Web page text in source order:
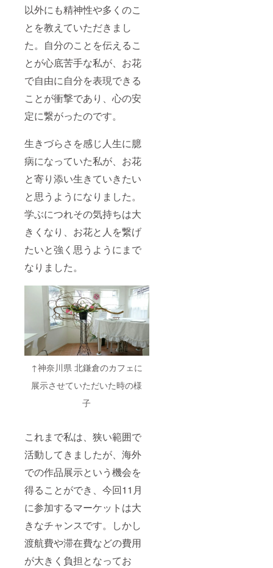
以外にも精神性や多くのこ
とを教えていただきまし
た。自分のことを伝えるこ
とが心底苦手な私が、お花
で自由に自分を表現できる
ことが衝撃であり、心の安
定に繋がったのです。
生きづらさを感じ人生に臆
病になっていた私が、お花
と寄り添い生きていきたい
と思うようになりました。
学ぶにつれその気持ちは大
きくなり、お花と人を繋げ
たいと強く思うようにまで
なりました。
↑神奈川県 北鎌倉のカフェに
展示させていただいた時の様
子
これまで私は、狭い範囲で
活動してきましたが、海外
での作品展示という機会を
得ることができ、今回11月
に参加するマーケットは大
きなチャンスです。しかし
渡航費や滞在費などの費用
が大きく負担となってお